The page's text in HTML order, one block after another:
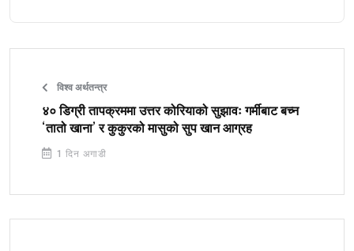
विश्व अर्थतन्त्र
४० डिग्री तापक्रममा उत्तर कोरियाको सुझावः गर्मीबाट बच्न
‘तातो खाना’ र कुकुरको मासुको सुप खान आग्रह
1 दिन अगाडी